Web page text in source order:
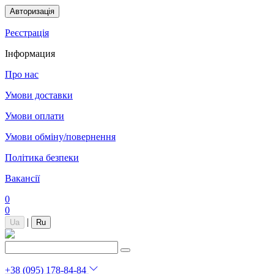
Авторизація
Реєстрація
Інформация
Про нас
Умови доставки
Умови оплати
Умови обміну/повернення
Політика безпеки
Вакансії
0
0
Ua | Ru
+38 (095) 178-84-84